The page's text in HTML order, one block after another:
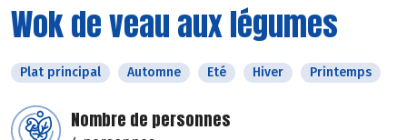
Wok de veau aux légumes
Plat principal Automne Eté Hiver Printemps
Nombre de personnes